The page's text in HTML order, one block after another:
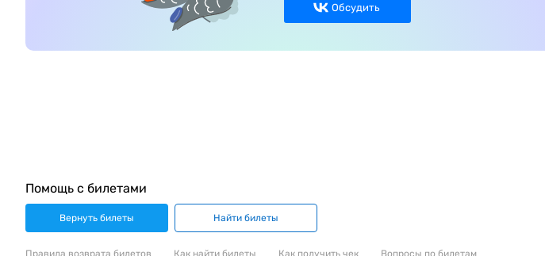
Обсудить
Помощь с билетами
Вернуть билеты Найти билеты
Правила возврата билетов Как найти билеты Как получить чек Вопросы по билетам